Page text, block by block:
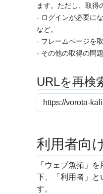
ます。ただし、取得
- ログインが必要に
など。
- フレームページを
- その他の取得の問
URLを再検
利用者向
「ウェブ魚拓」
下、「利用者」と
す。